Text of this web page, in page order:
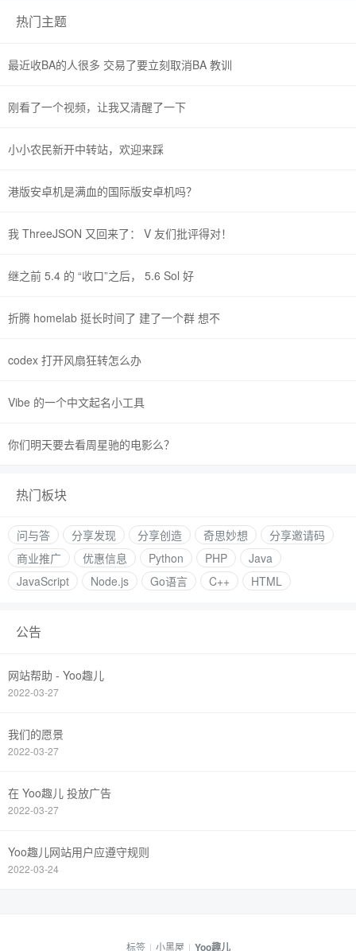
热门主题
最近收BA的人很多 交易了要立刻取消BA 教训
刚看了一个视频，让我又清醒了一下
小小农民新开中转站，欢迎来踩
港版安卓机是满血的国际版安卓机吗？
我 ThreeJSON 又回来了： V 友们批评得对！
继之前 5.4 的 “收口”之后， 5.6 Sol 好
折腾 homelab 挺长时间了 建了一个群 想不
codex 打开风扇狂转怎么办
Vibe 的一个中文起名小工具
你们明天要去看周星驰的电影么？
热门板块
问与答 分享发现 分享创造 奇思妙想
分享邀请码
商业推广
优惠信息 Python PHP
Java
JavaScript
Node.js Go语言 C++ HTML
公告
网站帮助 - Yoo趣儿
2022-03-27
我们的愿景
2022-03-27
在 Yoo趣儿 投放广告
2022-03-27
Yoo趣儿网站用户应遵守规则
2022-03-24
标签 | 小黑屋 | Yoo趣儿